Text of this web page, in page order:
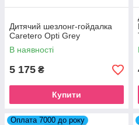
Дитячий шезлонг-гойдалка
Caretero Opti Grey
В наявності
5 175 ₴
Купити
Оплата 7000 до року